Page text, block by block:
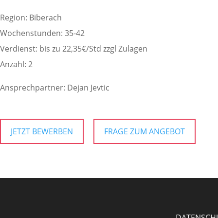
Region: Biberach
Wochenstunden: 35-42
Verdienst: bis zu 22,35€/Std zzgl Zulagen
Anzahl: 2
Ansprechpartner: Dejan Jevtic
JETZT BEWERBEN FRAGE ZUM ANGEBOT